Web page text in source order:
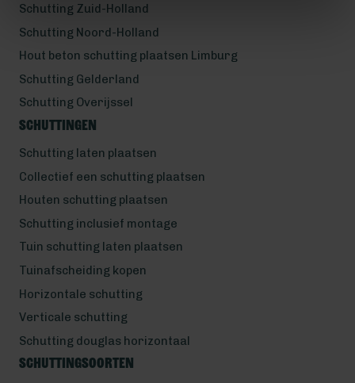
Schutting Zuid-Holland
Schutting Noord-Holland
Hout beton schutting plaatsen Limburg
Schutting Gelderland
Schutting Overijssel
Schuttingen
Schutting laten plaatsen
Collectief een schutting plaatsen
Houten schutting plaatsen
Schutting inclusief montage
Tuin schutting laten plaatsen
Tuinafscheiding kopen
Horizontale schutting
Verticale schutting
Schutting douglas horizontaal
Schuttingsoorten